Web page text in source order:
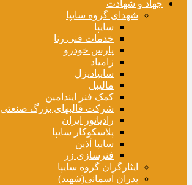
جهاد و شهادت
شهدای گروه سایپا
سایپا
خدمات فنی رنا
پارس خودرو
زامیاد
سایپادیزل
مالیبل
کمک فنر ایندامین
شرکت قالبهای بزرگ صنعتی
رادیاتور ایران
پلاسکوکار سایپا
سایپا آذین
فنرسازی زر
ایثارگران گروه سایپا
پدران آسمانی(شهید)